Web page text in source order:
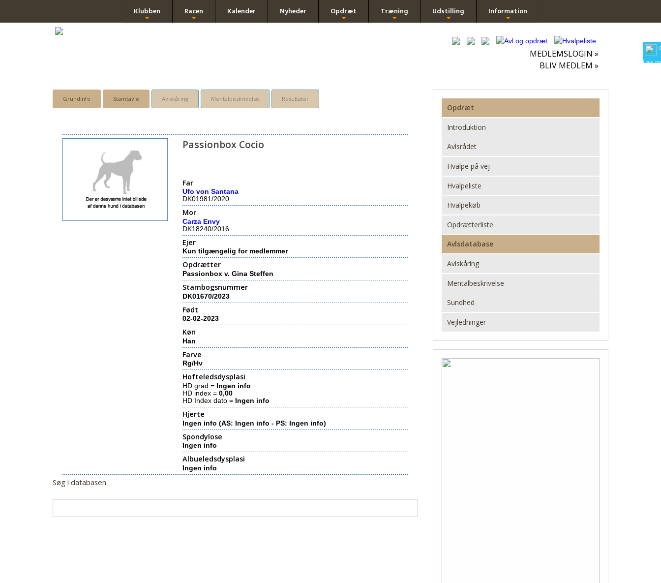
Læs
Klubben Racen Kalender Nyheder Opdræt Træning Udstilling Information
MEDLEMSLOGIN »
BLIV MEDLEM »
Grundinfo Stamtavle Avlskåring Mentalbeskrivelse Resultater
Passionbox Cocio
Far
Ufo von Santana
DK01981/2020
Mor
Carza Envy
DK18240/2016
Ejer
Kun tilgængelig for medlemmer
Opdrætter
Passionbox v. Gina Steffen
Stambogsnummer
DK01670/2023
Født
02-02-2023
Køn
Han
Farve
Rg/Hv
Hofteledsdysplasi
HD grad = Ingen info
HD index =0,00
HD Index dato = Ingen info
Hjerte
Ingen info (AS: Ingen info - PS: Ingen info)
Spondylose
Ingen info
Albueledsdysplasi
Ingen info
Søg i databasen
Opdræt
Introduktion
Avlsrådet
Hvalpe på vej
Hvalpeliste
Hvalpekøb
Opdrætterliste
Avlsdatabase
Avlskåring
Mentalbeskrivelse
Sundhed
Vejledninger